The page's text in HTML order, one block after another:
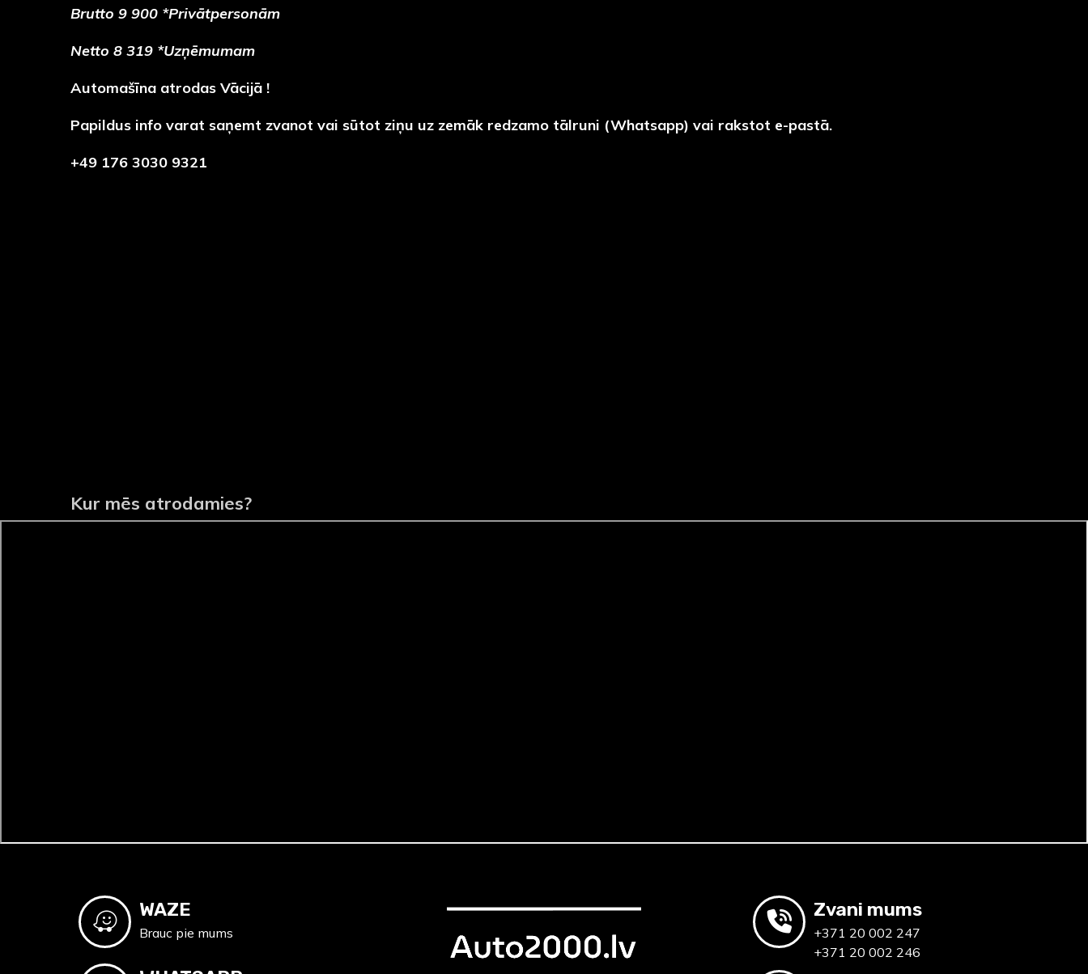
Brutto 9 900 *Privātpersonām
Netto 8 319 *Uzņēmumam
Automašīna atrodas Vācijā !
Papildus info varat saņemt zvanot vai sūtot ziņu uz zemāk redzamo tālruni (Whatsapp) vai rakstot e-pastā.
+49 176 3030 9321
Kur mēs atrodamies?
WAZE
Brauc pie mums
Zvani mums
+371 20 002 247
+371 20 002 246